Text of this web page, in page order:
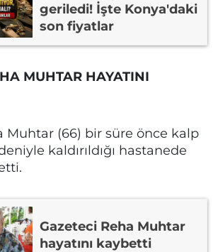
geriledi! İşte Konya'daki
son fiyatlar
MUHTAR HAYATINI
Muhtar (66) bir süre önce kalp
kaldırıldığı hastanede
Gazeteci Reha Muhtar
hayatını kaybetti